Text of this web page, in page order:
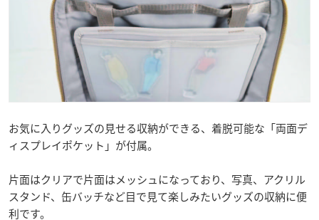
お気に入りグッズの見せる収納ができる、着脱可能な「両面デ
ィスプレイポケット」が付属。
片面はクリアで片面はメッシュになっており、写真、アクリル
スタンド、缶バッチなど目で見て楽しみたいグッズの収納に便
利です。